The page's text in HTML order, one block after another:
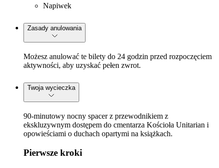
Napiwek
Zasady anulowania
Możesz anulować te bilety do 24 godzin przed rozpoczęciem
aktywności, aby uzyskać pełen zwrot.
Twoja wycieczka
90-minutowy nocny spacer z przewodnikiem z
ekskluzywnym dostępem do cmentarza Kościoła Unitarian i
opowieściami o duchach opartymi na książkach.
Pierwsze kroki